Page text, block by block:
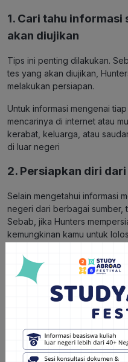
1. Cari tahu informasi
akan diujikan
Tips ini penting dilakukan.
tes yang akan diujikan,
melakukan persiapan.
Untuk informasi mengenai
mencarinya di internet atau
kerabat, keluarga, atau
di luar negeri
2. Persiapkan diri
Selain mengetahui informasi
negeri dari berbagai sumber,
Sebab, jika Hunters
kemungkinan kamu untuk
Untuk mempersiapkan diri,
waktu 30 hingga 1 jam untuk
harinya. Sebagai contoh, di
bahasa selama 30 menit
hari berikutnya untuk
waktu yang sama
3. Jangan lupa berdoa